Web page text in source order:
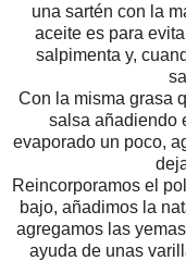
una sartén con la
aceite es para
salpimenta y,
Con la misma grasa
salsa añadiendo
evaporado un poco,
Reincorporamos el
bajo, añadimos la
agregamos las
ayuda de unas